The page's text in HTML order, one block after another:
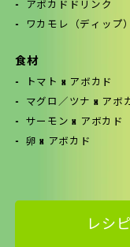
アボカドドリンク
ワカモレ（ディップ）
食材
トマト x アボカド
マグロ／ツナ x アボ
サーモン x アボカド
卵 x アボカド
レシ